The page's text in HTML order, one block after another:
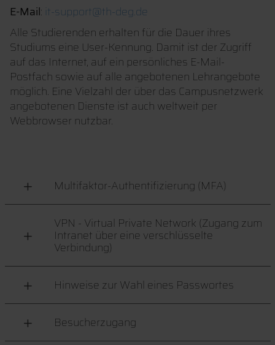
E-Mail: it-support@th-deg.de
Alle Studierenden erhalten für die Dauer ihres
Studiums eine User-Kennung. Damit ist der Zugriff
auf das Internet, auf ein persönliches E-Mail-
Postfach sowie auf alle angebotenen Lehrangebote
möglich. Eine Vielzahl der über das Campusnetzwerk
angebotenen Dienste ist auch weltweit per
Webbrowser nutzbar.
Multifaktor-Authentifizierung (MFA)
VPN - Virtual Private Network (Zugang zum
Intranet über eine verschlüsselte
Verbindung)
Hinweise zur Wahl eines Passwortes
Besucherzugang